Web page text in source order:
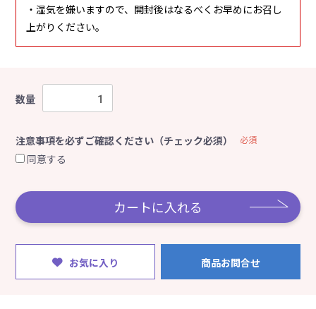
・湿気を嫌いますので、開封後はなるべくお早めにお召し
上がりください。
数量
注意事項を必ずご確認ください（チェック必須） 必須
同意する
カートに入れる
お気に入り 商品お問合せ